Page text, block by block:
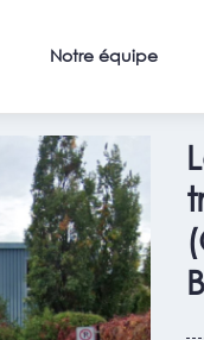
Notre équipe
Nous